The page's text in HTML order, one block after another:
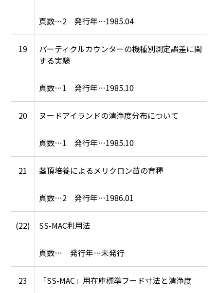
2 1985.04
19
パーティクルカウンターの機種別測定誤差に関
する実験
1 1985.10
20 ヌードアイランドの清浄度分布について
1 1985.10
21 茎頂培養によるメリクロン苗の育種
2 1986.01
(22) SS-MAC利用法
未発行
23 「SS-MAC」用在庫標準フード寸法と清浄度